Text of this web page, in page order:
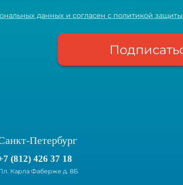
данных и согласен с политикой
Петербург
(812) 426 37 18
Карла Фаберже д. 8Б